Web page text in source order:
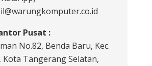
Pusat :
No.82, Benda Baru, Kec.
Kota Tangerang Selatan,